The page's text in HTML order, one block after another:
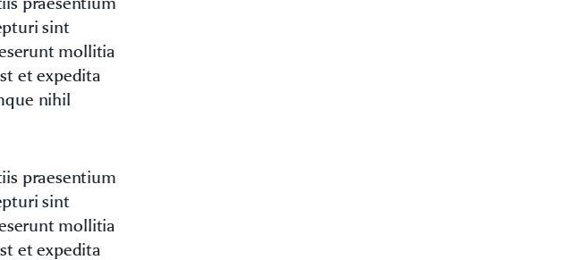
sint
mollitia
et expedita
nihil
praesentium
sint
mollitia
et expedita